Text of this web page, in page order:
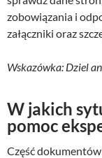
zobowiązania i
załączniki oraz
Wskazówka: Dziel
W jakich
pomoc
Część